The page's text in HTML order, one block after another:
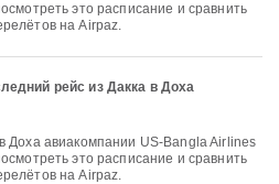
это расписание и сравнить
на Airpaz.
рейс из Дакка в Доха
это расписание и сравнить
на Airpaz.